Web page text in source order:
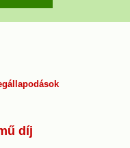
díj